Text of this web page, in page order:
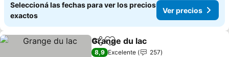
Seleccioná las fechas para ver los precios
exactos
Ver precios
CompartirAñadir a favoritos
Grange du lac
8,9 Excelente
257